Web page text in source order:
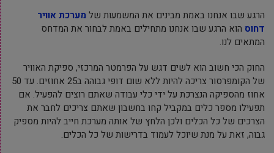
הרגע שבו אנחנו באמת מבינים את המשמעות שלמערכת אוויר
דחוס הוא הרגע שבו אנחנו מתחילים באמת לבחור את המדחס
המתאים לנו.
החוק הכי חשוב הוא לשים דגש על הפרמטר המרכזי, ספיקת האוויר
של הקומפרסור צריכה להיות ללא שום דופי גבוהה ב25 אחוזים. עד 50
אחוז מהספיקה הנצרכת על ידי כלי עבודה שאתם רוצים להפעיל. אם
תפעילו מספר כלים במקביל קחו בחשבון שאתם צריכים לחבר את
הצרכים של כל הכלים ולכן הלחץ של אותה מערכת חייב להיות מספיק
גבוה, זאת על מנת שיוכל לעמוד בדרישות של כל הכלים.